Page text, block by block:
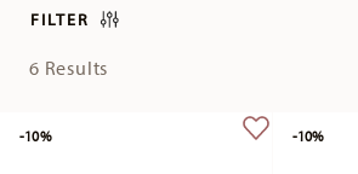
FILTER
6 Results
-10% -10%